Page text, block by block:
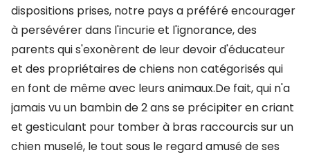
dispositions prises, notre pays a préféré encourager
à persévérer dans l'incurie et l'ignorance, des
parents qui s'exonèrent de leur devoir d'éducateur
et des propriétaires de chiens non catégorisés qui
en font de même avec leurs animaux.De fait, qui n'a
jamais vu un bambin de 2 ans se précipiter en criant
et gesticulant pour tomber à bras raccourcis sur un
chien muselé, le tout sous le regard amusé de ses